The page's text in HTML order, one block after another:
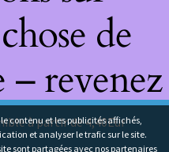
à partir de 4,40Eur
de
– revenez
!
contenu et les publicités affichés,
et analyser le trafic sur le site.
sont partagées avec nos partenaires